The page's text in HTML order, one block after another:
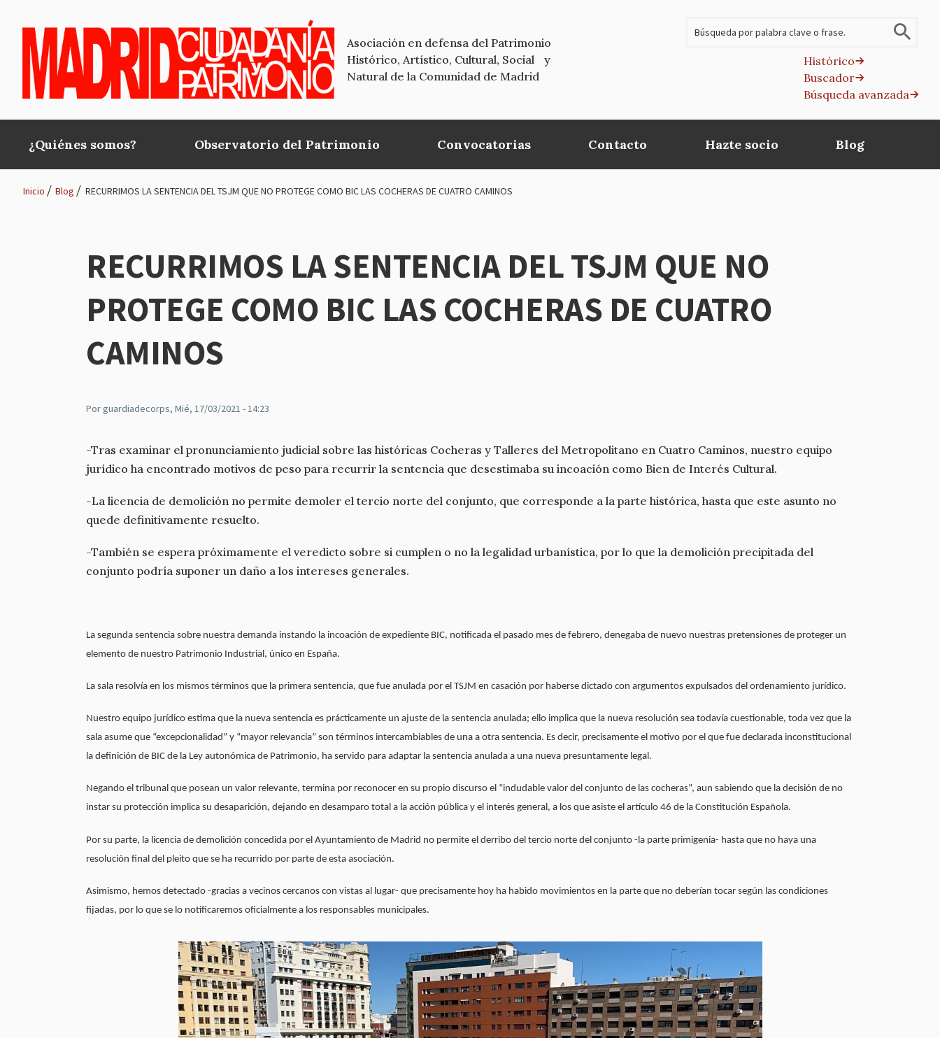
Asociación en defensa del Patrimonio
Histórico, Artístico, Cultural, Social y
Natural de la Comunidad de Madrid
Histórico
Buscador
Búsqueda avanzada
Main
navigation
¿Quiénes somos? Observatorio del Patrimonio Convocatorias Contacto Hazte socio Blog
Inicio Blog RECURRIMOS LA SENTENCIA DEL TSJM QUE NO PROTEGE COMO BIC LAS COCHERAS DE CUATRO CAMINOS
RECURRIMOS LA SENTENCIA DEL TSJM QUE NO
PROTEGE COMO BIC LAS COCHERAS DE CUATRO
CAMINOS
Porguardiadecorps, Mié, 17/03/2021 - 14:23
-Tras examinar el pronunciamiento judicial sobre las históricas Cocheras y Talleres del Metropolitano en Cuatro Caminos, nuestro equipo
jurídico ha encontrado motivos de peso para recurrir la sentencia que desestimaba su incoación como Bien de Interés Cultural.
-La licencia de demolición no permite demoler el tercio norte del conjunto, que corresponde a la parte histórica, hasta que este asunto no
quede definitivamente resuelto.
-También se espera próximamente el veredicto sobre si cumplen o no la legalidad urbanística, por lo que la demolición precipitada del
conjunto podría suponer un daño a los intereses generales.
La segunda sentencia sobre nuestra demanda instando la incoación de expediente BIC, notificada el pasado mes de febrero, denegaba de nuevo nuestras pretensiones de proteger un
elemento de nuestro Patrimonio Industrial, único en España.
La sala resolvía en los mismos términos que la primera sentencia, que fue anulada por el TSJM en casación por haberse dictado con argumentos expulsados del ordenamiento jurídico.
Nuestro equipo jurídico estima que la nueva sentencia es prácticamente un ajuste de la sentencia anulada; ello implica que la nueva resolución sea todavía cuestionable, toda vez que la
sala asume que “excepcionalidad” y “mayor relevancia” son términos intercambiables de una a otra sentencia. Es decir, precisamente el motivo por el que fue declarada inconstitucional
la definición de BIC de la Ley autonómica de Patrimonio, ha servido para adaptar la sentencia anulada a una nueva presuntamente legal.
Negando el tribunal que posean un valor relevante, termina por reconocer en su propio discurso el “indudable valor del conjunto de las cocheras”, aun sabiendo que la decisión de no
instar su protección implica su desaparición, dejando en desamparo total a la acción pública y el interés general, a los que asiste el artículo 46 de la Constitución Española.
Por su parte, la licencia de demolición concedida por el Ayuntamiento de Madrid no permite el derribo del tercio norte del conjunto -la parte primigenia- hasta que no haya una
resolución final del pleito que se ha recurrido por parte de esta asociación.
Asimismo, hemos detectado -gracias a vecinos cercanos con vistas al lugar- que precisamente hoy ha habido movimientos en la parte que no deberían tocar según las condiciones
fijadas, por lo que se lo notificaremos oficialmente a los responsables municipales.